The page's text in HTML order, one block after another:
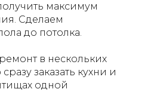
максимум
Сделаем
до потолка.
в нескольких
заказать кухни и
одной